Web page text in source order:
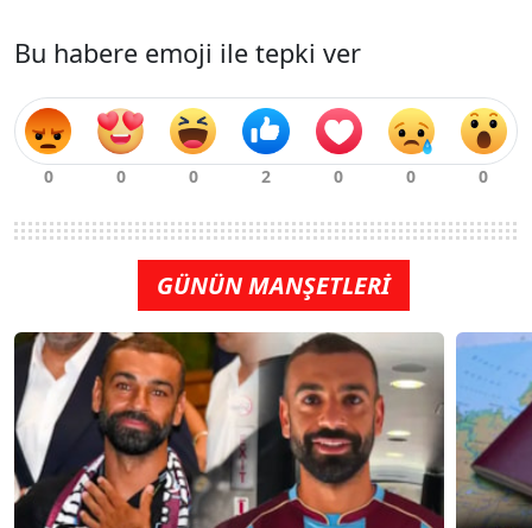
Bu habere emoji ile tepki ver
GÜNÜN MANŞETLERİ